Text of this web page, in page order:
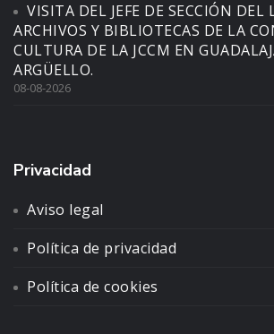
VISITA DEL JEFE DE SECCIÓN DEL
ARCHIVOS Y BIBLIOTECAS DE LA
CULTURA DE LA JCCM EN
ARGÜELLO.
08-08-2026
Privacidad
Aviso legal
Política de privacidad
Política de cookies